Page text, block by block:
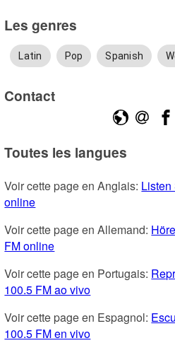
Les genres
Latin Pop Spanish
Contact
Toutes les langues
Voir cette page en Anglais: Listen
online
Voir cette page en Allemand:
FM online
Voir cette page en Portugais:
100.5 FM ao vivo
Voir cette page en Espagnol:
100.5 FM en vivo